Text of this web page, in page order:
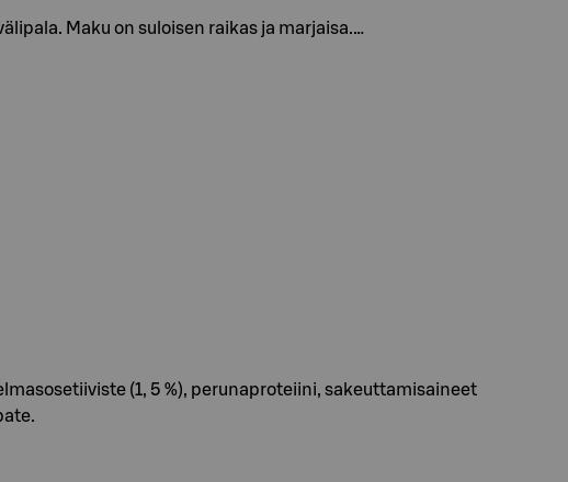
Maku on suloisen raikas ja marjaisa.…
(1, 5 %), perunaproteiini, sakeuttamisaineet